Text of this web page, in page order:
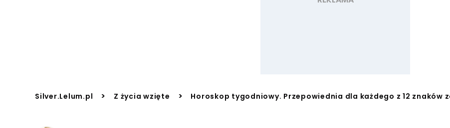
Silver.Lelum.pl > Z życia wzięte > Horoskop tygodniowy. Przepowiednia dla każdego z 12 znaków